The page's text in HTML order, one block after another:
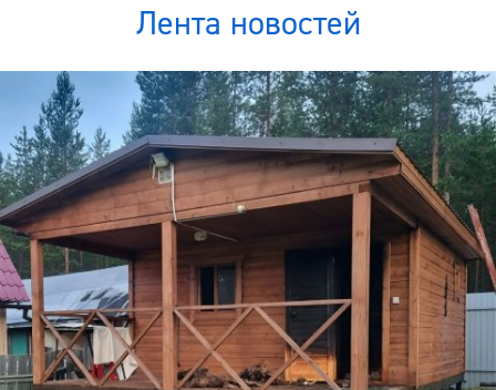
Лента новостей